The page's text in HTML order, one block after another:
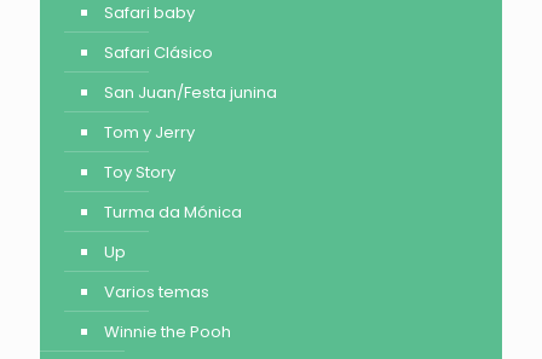
Safari baby
Safari Clásico
San Juan/Festa junina
Tom y Jerry
Toy Story
Turma da Mónica
Up
Varios temas
Winnie the Pooh